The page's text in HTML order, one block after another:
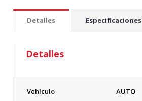
Detalles Especificaciones
Detalles
Vehículo AUTO